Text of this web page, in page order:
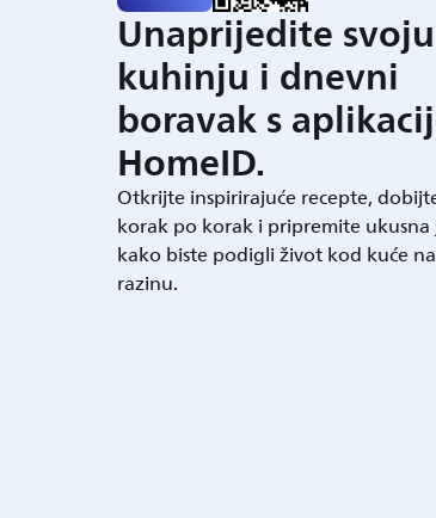
Unaprijedite svoju
kuhinju i dnevni
boravak s
HomeID.
Otkrijte inspirirajuće recepte,
korak po korak i pripremite ukusna
kako biste podigli život kod kuće
razinu.